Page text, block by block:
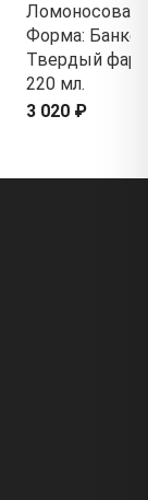
Ломоносова»
Форма:
Твердый
220 мл.
3 020 ₽